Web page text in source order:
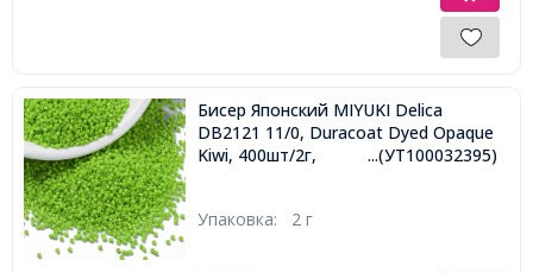
Бисер Японский MIYUKI Delica
DB2121 11/0, Duracoat Dyed Opaque
Kiwi, 400шт/2г,
...(УТ100032395)
Упаковка: 2 г